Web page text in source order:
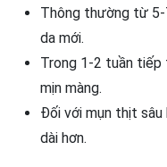
Thông thường từ 5-
da mới.
Trong 1-2 tuần tiếp
mịn màng.
Đối với mụn thịt sâu
dài hơn.